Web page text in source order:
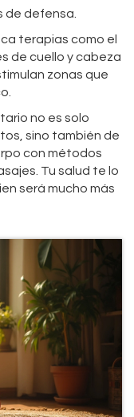
de defensa.
terapias como el
de cuello y cabeza
zonas que
no es solo
sino también de
con métodos
Tu salud te lo
será mucho más